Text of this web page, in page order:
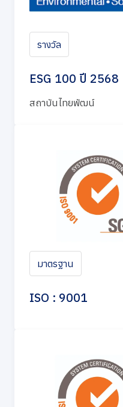
รางวัล
ESG 100 ปี 2568
สถาบันไทยพัฒน์
มาตรฐาน
ISO : 9001